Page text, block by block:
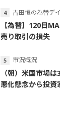
吉田恒の為替デ
【為替】120日
売り取引の損失
市況概況
（朝）米国市場
悪化懸念から投資